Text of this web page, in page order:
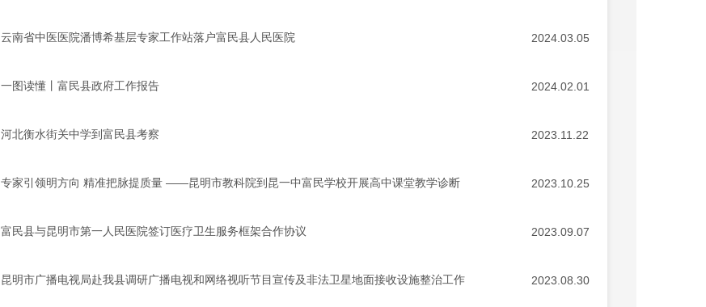
云南省中医医院潘博希基层专家工作站落户富民县人民医院 2024.03.05
一图读懂丨富民县政府工作报告 2024.02.01
河北衡水街关中学到富民县考察 2023.11.22
专家引领明方向 精准把脉提质量 ——昆明市教科院到昆一中富民学校开展高中课堂教学诊断 2023.10.25
富民县与昆明市第一人民医院签订医疗卫生服务框架合作协议 2023.09.07
昆明市广播电视局赴我县调研广播电视和网络视听节目宣传及非法卫星地面接收设施整治工作 2023.08.30